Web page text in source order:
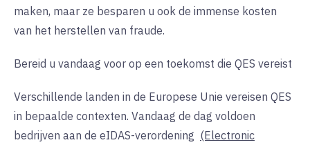
maken, maar ze besparen u ook de immense kosten
van het herstellen van fraude.
Bereid u vandaag voor op een toekomst die QES vereist
Verschillende landen in de Europese Unie vereisen QES
in bepaalde contexten. Vandaag de dag voldoen
bedrijven aan de eIDAS-verordening (Electronic